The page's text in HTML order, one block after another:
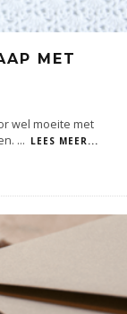
MET
wel moeite met
... LEES MEER...